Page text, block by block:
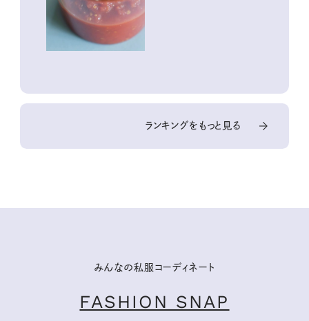
ランキングをもっと見る
みんなの私服コーディネート
FASHION SNAP